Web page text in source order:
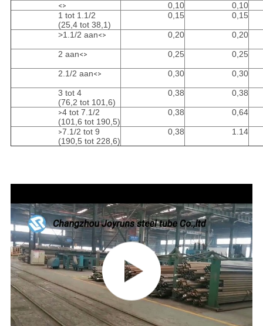
<> 0,10
0,10
1 tot 1.1/2
(25,4 tot 38,1)
0,15 0,15
>1.1/2 aan<> 0,20 0,20
2 aan<> 0,25 0,25
2.1/2 aan<> 0,30 0,30
3 tot 4
(76,2 tot 101,6)
0,38 0,38
>4 tot 7.1/2
(101,6 tot 190,5)
0,38 0,64
>7.1/2 tot 9
(190,5 tot 228,6)
0,38 1.14